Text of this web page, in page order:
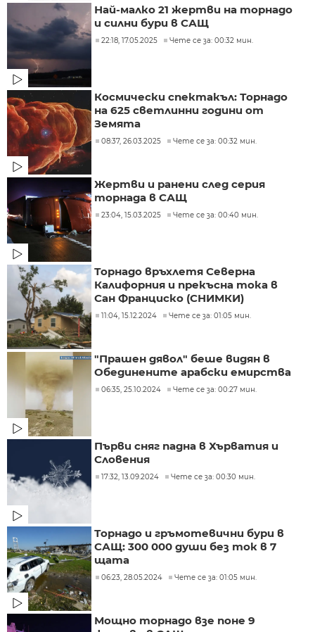
Най-малко 21 жертви на торнадо
и силни бури в САЩ
22:18, 17.05.2025 Чете се за: 00:32 мин.
Космически спектакъл: Торнадо
на 625 светлинни години от
Земята
08:37, 26.03.2025 Чете се за: 00:32 мин.
Жертви и ранени след серия
торнада в САЩ
23:04, 15.03.2025 Чете се за: 00:40 мин.
Торнадо връхлетя Северна
Калифорния и прекъсна тока в
Сан Франциско (СНИМКИ)
11:04, 15.12.2024 Чете се за: 01:05 мин.
"Прашен дявол" беше видян в
Обединените арабски емирства
06:35, 25.10.2024 Чете се за: 00:27 мин.
Първи сняг падна в Хърватия и
Словения
17:32, 13.09.2024 Чете се за: 00:30 мин.
Торнадо и гръмотевични бури в
САЩ: 300 000 души без ток в 7
щата
06:23, 28.05.2024 Чете се за: 01:05 мин.
Мощно торнадо взе поне 9